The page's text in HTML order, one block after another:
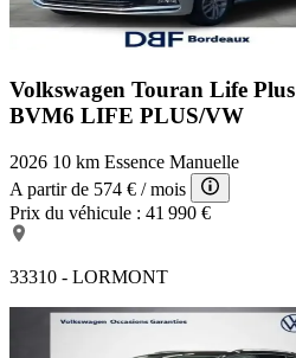
Volkswagen Touran Life Plus
BVM6 LIFE PLUS/VW
2026 10 km Essence Manuelle
A partir de 574 € / mois
Prix du véhicule : 41 990 €
33310 - LORMONT